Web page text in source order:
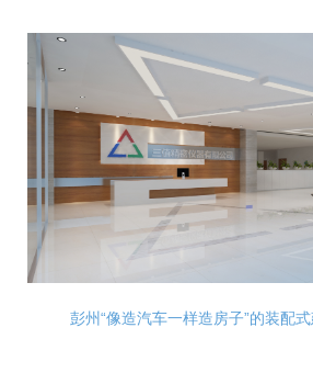
彭州“像造汽车一样造房子”的装配式